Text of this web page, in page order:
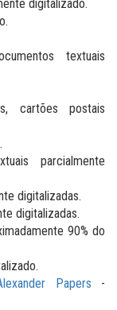
digitalizado.
textuais
cartões postais
parcialmente
digitalizadas.
digitalizadas.
90% do
Papers -